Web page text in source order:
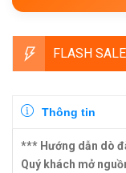
FLASH SALE
Thông tin
*** Hướng dẫn dò
Quý khách mở